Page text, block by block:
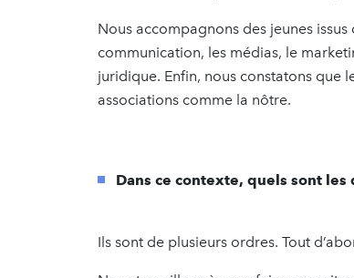
Nous accompagnons des jeunes
communication, les médias, le
juridique. Enfin, nous constatons que
associations comme la nôtre.
Dans ce contexte, quels sont
Ils sont de plusieurs ordres. Tout